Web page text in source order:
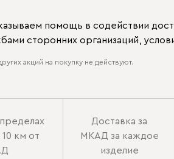
помощь в содействии
сторонних организаций,
акций на покупку не действуют.
км от
Доставка за
МКАД за каждое
изделие